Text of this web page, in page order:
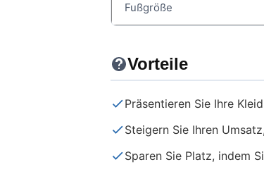
Fußgröße
Vorteile
Präsentieren Sie Ihre
Steigern Sie Ihren
Sparen Sie Platz, indem